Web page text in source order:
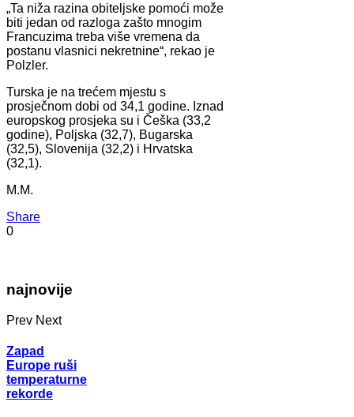
„Ta niža razina obiteljske pomoći može
biti jedan od razloga zašto mnogim
Francuzima treba više vremena da
postanu vlasnici nekretnine“, rekao je
Polzler.
Turska je na trećem mjestu s
prosječnom dobi od 34,1 godine. Iznad
europskog prosjeka su i Češka (33,2
godine), Poljska (32,7), Bugarska
(32,5), Slovenija (32,2) i Hrvatska
(32,1).
M.M.
Share
0
najnovije
Prev Next
Zapad
Europe ruši
temperaturne
rekorde